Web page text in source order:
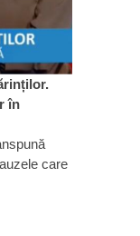
în
care